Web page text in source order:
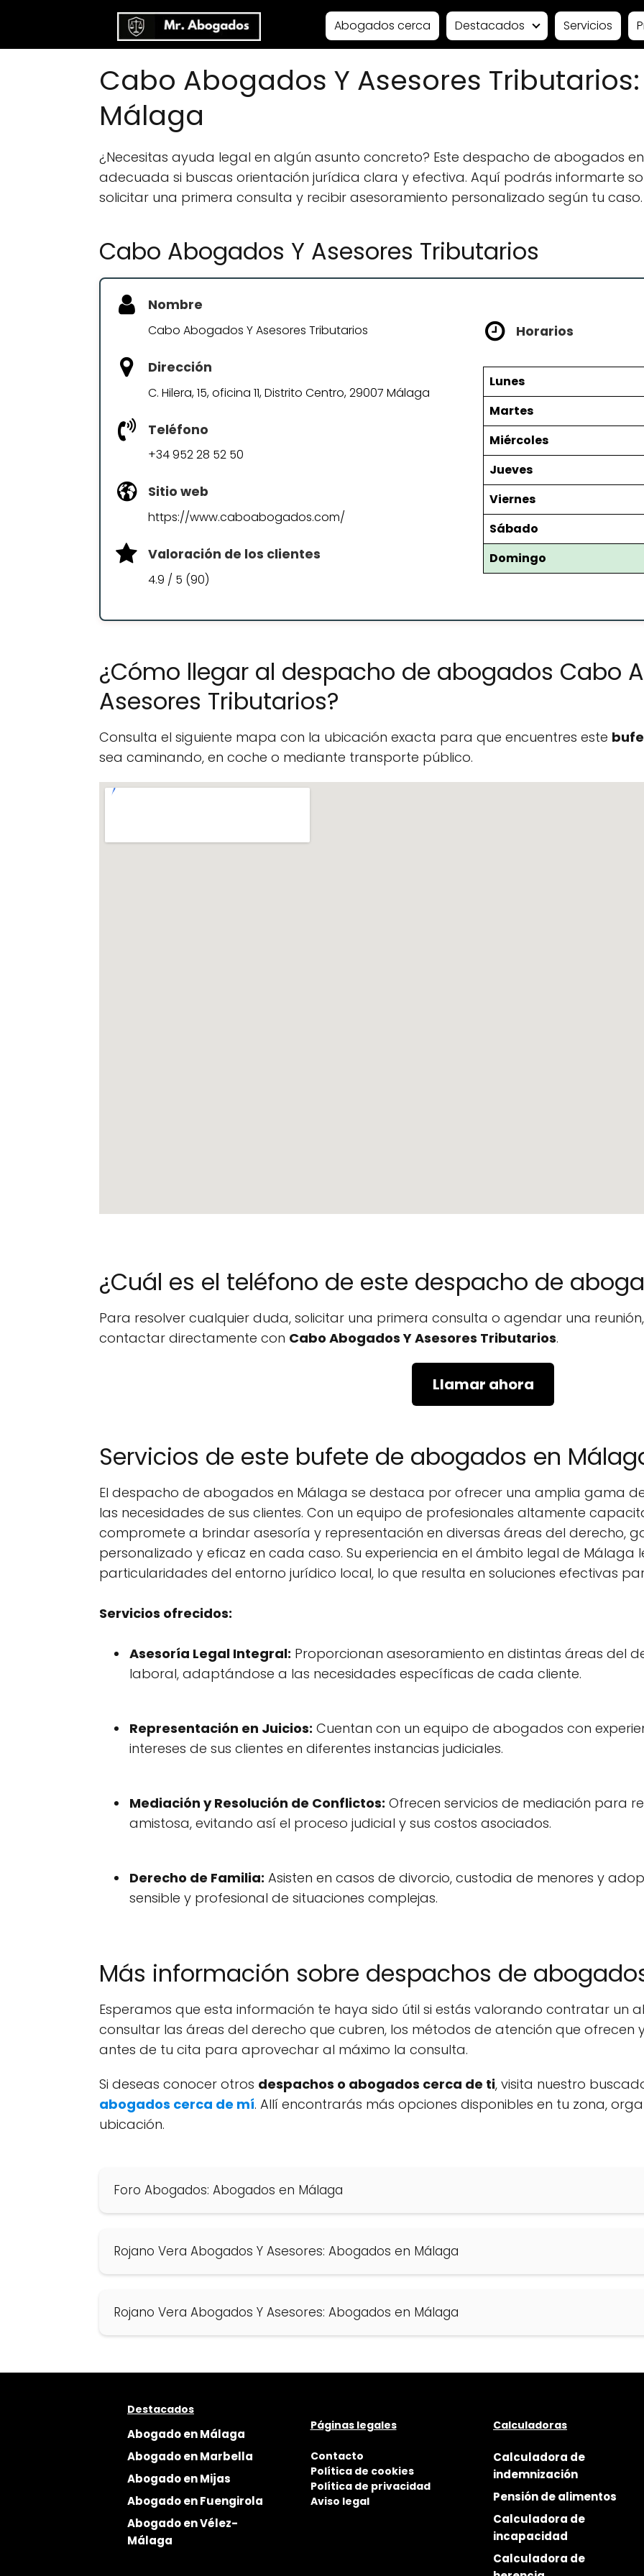
Abogados cerca Destacados Servicios
Cabo Abogados Y Asesores
Málaga
¿Necesitas ayuda legal en algún asunto concreto? Este despacho de abogados
adecuada si buscas orientación jurídica clara y efectiva. Aquí podrás informarte
solicitar una primera consulta y recibir asesoramiento personalizado según tu caso.
Cabo Abogados Y Asesores Tributarios
Nombre
Cabo Abogados Y Asesores Tributarios
Dirección
C. Hilera, 15, oficina 11, Distrito Centro, 29007 Málaga
Teléfono
+34 952 28 52 50
Sitio web
https://www.caboabogados.com/
Valoración de los clientes
4.9 / 5 (90)
Horarios
Lunes
Martes
Miércoles
Jueves
Viernes
Sábado
Domingo
¿Cómo llegar al despacho de abogados Cabo
Asesores Tributarios?
Consulta el siguiente mapa con la ubicación exacta para que encuentres este
sea caminando, en coche o mediante transporte público.
¿Cuál es el teléfono de este despacho de
Para resolver cualquier duda, solicitar una primera consulta o agendar una
contactar directamente con Cabo Abogados Y Asesores Tributarios.
Llamar ahora
Servicios de este bufete de abogados en
El despacho de abogados en Málaga se destaca por ofrecer una amplia gama
las necesidades de sus clientes. Con un equipo de profesionales altamente
compromete a brindar asesoría y representación en diversas áreas del derecho,
personalizado y eficaz en cada caso. Su experiencia en el ámbito legal de Málaga
particularidades del entorno jurídico local, lo que resulta en soluciones efectivas
Servicios ofrecidos:
Asesoría Legal Integral: Proporcionan asesoramiento en distintas áreas del
laboral, adaptándose a las necesidades específicas de cada cliente.
Representación en Juicios: Cuentan con un equipo de abogados con
intereses de sus clientes en diferentes instancias judiciales.
Mediación y Resolución de Conflictos: Ofrecen servicios de mediación para
amistosa, evitando así el proceso judicial y sus costos asociados.
Derecho de Familia: Asisten en casos de divorcio, custodia de menores y
sensible y profesional de situaciones complejas.
Más información sobre despachos de
Esperamos que esta información te haya sido útil si estás valorando contratar un
consultar las áreas del derecho que cubren, los métodos de atención que ofrecen
antes de tu cita para aprovechar al máximo la consulta.
Si deseas conocer otros despachos o abogados cerca de ti, visita nuestro
abogados cerca de mí. Allí encontrarás más opciones disponibles en tu zona,
ubicación.
Foro Abogados: Abogados en Málaga
Rojano Vera Abogados Y Asesores: Abogados en Málaga
Rojano Vera Abogados Y Asesores: Abogados en Málaga
Destacados
Abogado en Málaga
Abogado en Marbella
Abogado en Mijas
Abogado en Fuengirola
Abogado en Vélez-
Málaga
Páginas legales
Contacto
Política de cookies
Política de privacidad
Aviso legal
Calculadoras
Calculadora de
indemnización
Pensión de alimentos
Calculadora de
incapacidad
Calculadora de